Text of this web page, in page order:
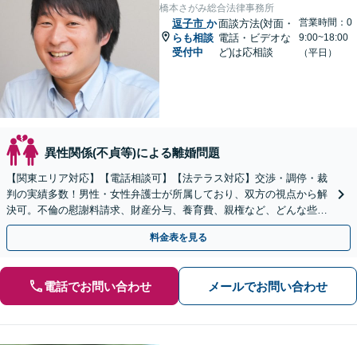
橋本さがみ総合法律事務所
逗子市 か
らも相談
受付中
面談方法(対面・
電話・ビデオな
ど)は応相談
営業時間：0
9:00~18:00
（平日）
異性関係(不貞等)による離婚問題
【関東エリア対応】【電話相談可】【法テラス対応】交渉・調停・裁
判の実績多数！男性・女性弁護士が所属しており、双方の視点から解
決可。不倫の慰謝料請求、財産分与、養育費、親権など、どんな些細
なことでもお気軽にご相談ください【休日・夜間面談可】
料金表を見る
電話でお問い合わせ メールでお問い合わせ